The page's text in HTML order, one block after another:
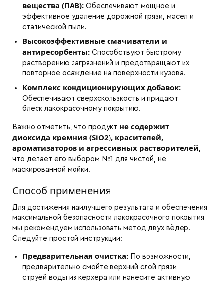
вещества (ПАВ): Обеспечивают мощное и
эффективное удаление дорожной грязи, масел и
статической пыли.
Высокоэффективные смачиватели и
антиресорбенты: Способствуют быстрому
растворению загрязнений и предотвращают их
повторное осаждение на поверхности кузова.
Комплекс кондиционирующих добавок:
Обеспечивают сверхскользкость и придают
блеск лакокрасочному покрытию.
Важно отметить, что продукт не содержит
диоксида кремния (SiO2), красителей,
ароматизаторов и агрессивных растворителей,
что делает его выбором №1 для чистой, не
маскированной мойки.
Способ применения
Для достижения наилучшего результата и обеспечения
максимальной безопасности лакокрасочного покрытия
мы рекомендуем использовать метод двух вёдер.
Следуйте простой инструкции:
Предварительная очистка: По возможности,
предварительно смойте верхний слой грязи
струёй воды из керхера или нанесите активную